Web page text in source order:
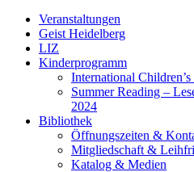
Veranstaltungen
Geist Heidelberg
LIZ
Kinderprogramm
International
Summer Reading –
2024
Bibliothek
Öffnungszeiten &
Mitgliedschaft &
Katalog & Medien